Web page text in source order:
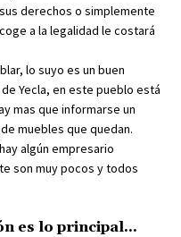
derechos o simplemente
a la legalidad le costará
lo suyo es un buen
Yecla, en este pueblo está
mas que informarse un
muebles que quedan.
algún empresario
son muy pocos y todos
es lo principal...